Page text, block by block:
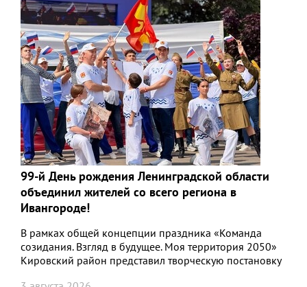
99-й День рождения Ленинградской области
объединил жителей со всего региона в
Ивангороде!
В рамках общей концепции праздника «Команда
созидания. Взгляд в будущее. Моя территория 2050»
Кировский район представил творческую постановку